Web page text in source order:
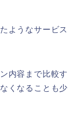
ようなサービス
内容まで比較す
くなることも少